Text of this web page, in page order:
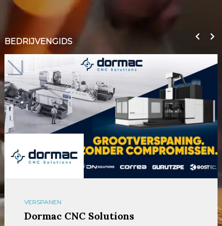
BEDRIJVENGIDS
VERSPANEN
Dormac CNC Solutions